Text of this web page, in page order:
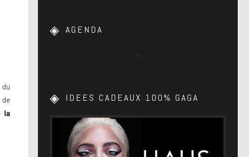
du
de
la
AGENDA
IDEES CADEAUX 100% GAGA